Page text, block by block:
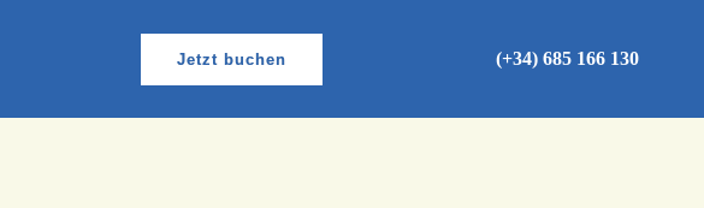
Jetzt buchen (+34) 685 166 130